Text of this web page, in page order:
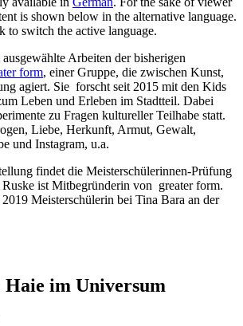
is shown below in the alternative language.
to switch the active language.
Arbeiten der bisherigen
form, einer Gruppe, die zwischen Kunst,
agiert. Sie forscht seit 2015 mit den Kids
Leben und Erleben im Stadtteil. Dabei
zu Fragen kultureller Teilhabe statt.
Liebe, Herkunft, Armut, Gewalt,
und Instagram, u.a.
findet die Meisterschülerinnen-Prüfung
ist Mitbegründerin von greater form.
Meisterschülerin bei Tina Bara an der
im Universum